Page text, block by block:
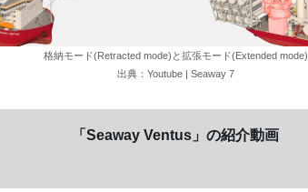
格納モード(Retracted mode)と拡張モード(Extended mode)
出典：Youtube | Seaway 7
「Seaway Ventus」の紹介動画